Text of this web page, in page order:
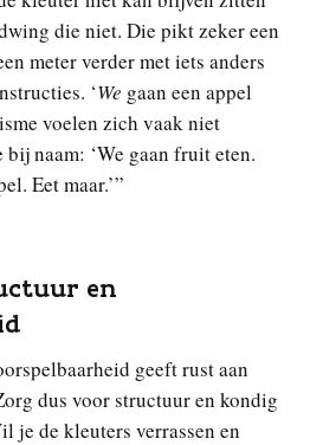
die niet. Die pikt zeker een
meter verder met iets anders
‘We gaan een appel
voelen zich vaak niet
naam: ‘We gaan fruit eten.
Eet maar.’”
en
geeft rust aan
dus voor structuur en kondig
je de kleuters verrassen en